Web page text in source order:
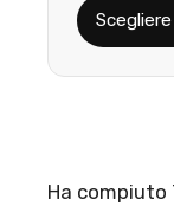
Ha compiuto